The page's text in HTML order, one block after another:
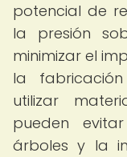
potencial de
la presión
minimizar el
la
utilizar
pueden
árboles y la